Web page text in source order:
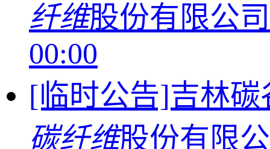
纤维股份有限公
00:00
[临时公告]吉林
碳纤维股份有限